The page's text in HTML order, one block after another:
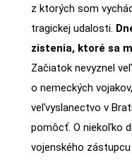
z ktorých som
tragickej udalosti.
zistenia, ktoré sa
Začiatok nevyznel
o nemeckých
veľvyslanectvo v
pomôcť. O niekoľko
vojenského